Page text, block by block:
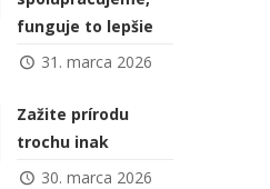
funguje to lepšie
31. marca 2026
Zažite prírodu
trochu inak
30. marca 2026